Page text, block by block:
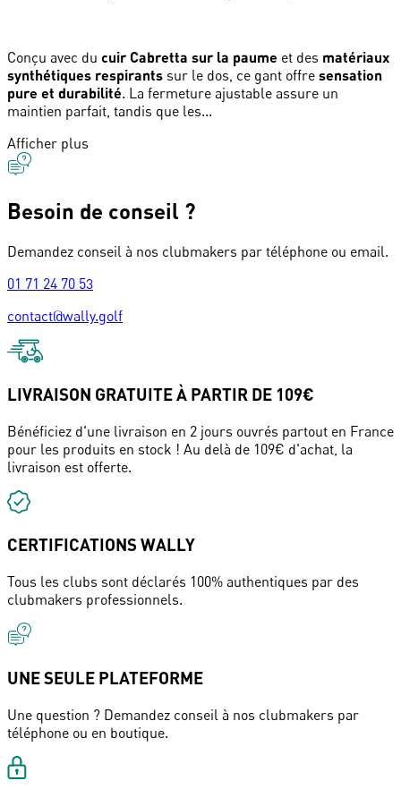
Conçu avec du cuir Cabretta sur la paume et des matériaux
synthétiques respirants sur le dos, ce gant offre sensation
pure et durabilité. La fermeture ajustable assure un
maintien parfait, tandis que les...
Afficher plus
Besoin de conseil ?
Demandez conseil à nos clubmakers par téléphone ou email.
01 71 24 70 53
contact@wally.golf
LIVRAISON GRATUITE À PARTIR DE 109€
Bénéficiez d'une livraison en 2 jours ouvrés partout en France
pour les produits en stock ! Au delà de 109€ d'achat, la
livraison est offerte.
CERTIFICATIONS WALLY
Tous les clubs sont déclarés 100% authentiques par des
clubmakers professionnels.
UNE SEULE PLATEFORME
Une question ? Demandez conseil à nos clubmakers par
téléphone ou en boutique.